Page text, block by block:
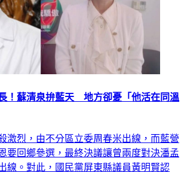
！蘇清泉拚藍天 地方卻憂「他活在同溫
激烈，由不分區立委周春米出線，而藍營
要回鄉參選，最終決議讓曾兩度對決潘孟
線。對此，國民黨屏東縣議員黃明賢認